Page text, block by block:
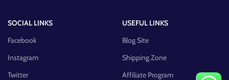
SOCIAL LINKS
Facebook
Instagram
Twitter
USEFUL LINKS
Blog Site
Shipping Zone
Affiliate Program